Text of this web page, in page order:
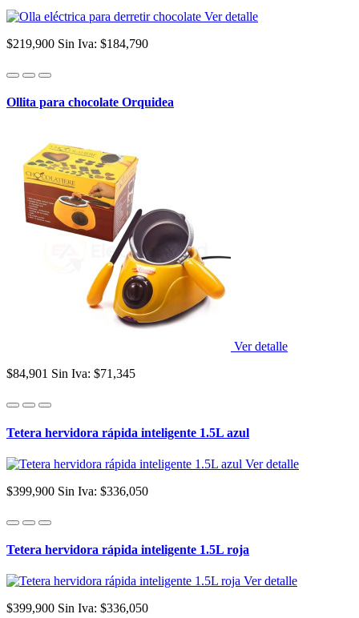
Ver detalle
$219,900 Sin Iva: $184,790
Ollita para chocolate Orquidea
Ver detalle
$84,901 Sin Iva: $71,345
Tetera hervidora rápida inteligente 1.5L azul
Ver detalle
$399,900 Sin Iva: $336,050
Tetera hervidora rápida inteligente 1.5L roja
Ver detalle
$399,900 Sin Iva: $336,050